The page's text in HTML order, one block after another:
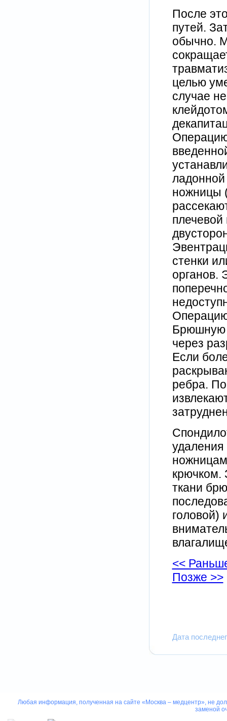
После
путей.
обычно.
целью
случае
ножницы
стенки
органов.
Брюшную
через
Если
ребра.
удаления
крючком.
ткани
<<
Позже >>
Дата
Любая информация, полученная на сайте «Москва – медцентр», не
заменой